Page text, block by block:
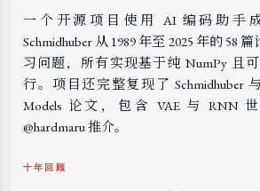
一个开源项目使用 AI 编码助手
Schmidhuber 从 1989 年至 2025 年的 58
习问题，所有实现基于纯 NumPy 且
行。项目还完整复现了 Schmidhuber
Models 论文，包含 VAE 与 RNN
@hardmaru 推介。
十年回顾